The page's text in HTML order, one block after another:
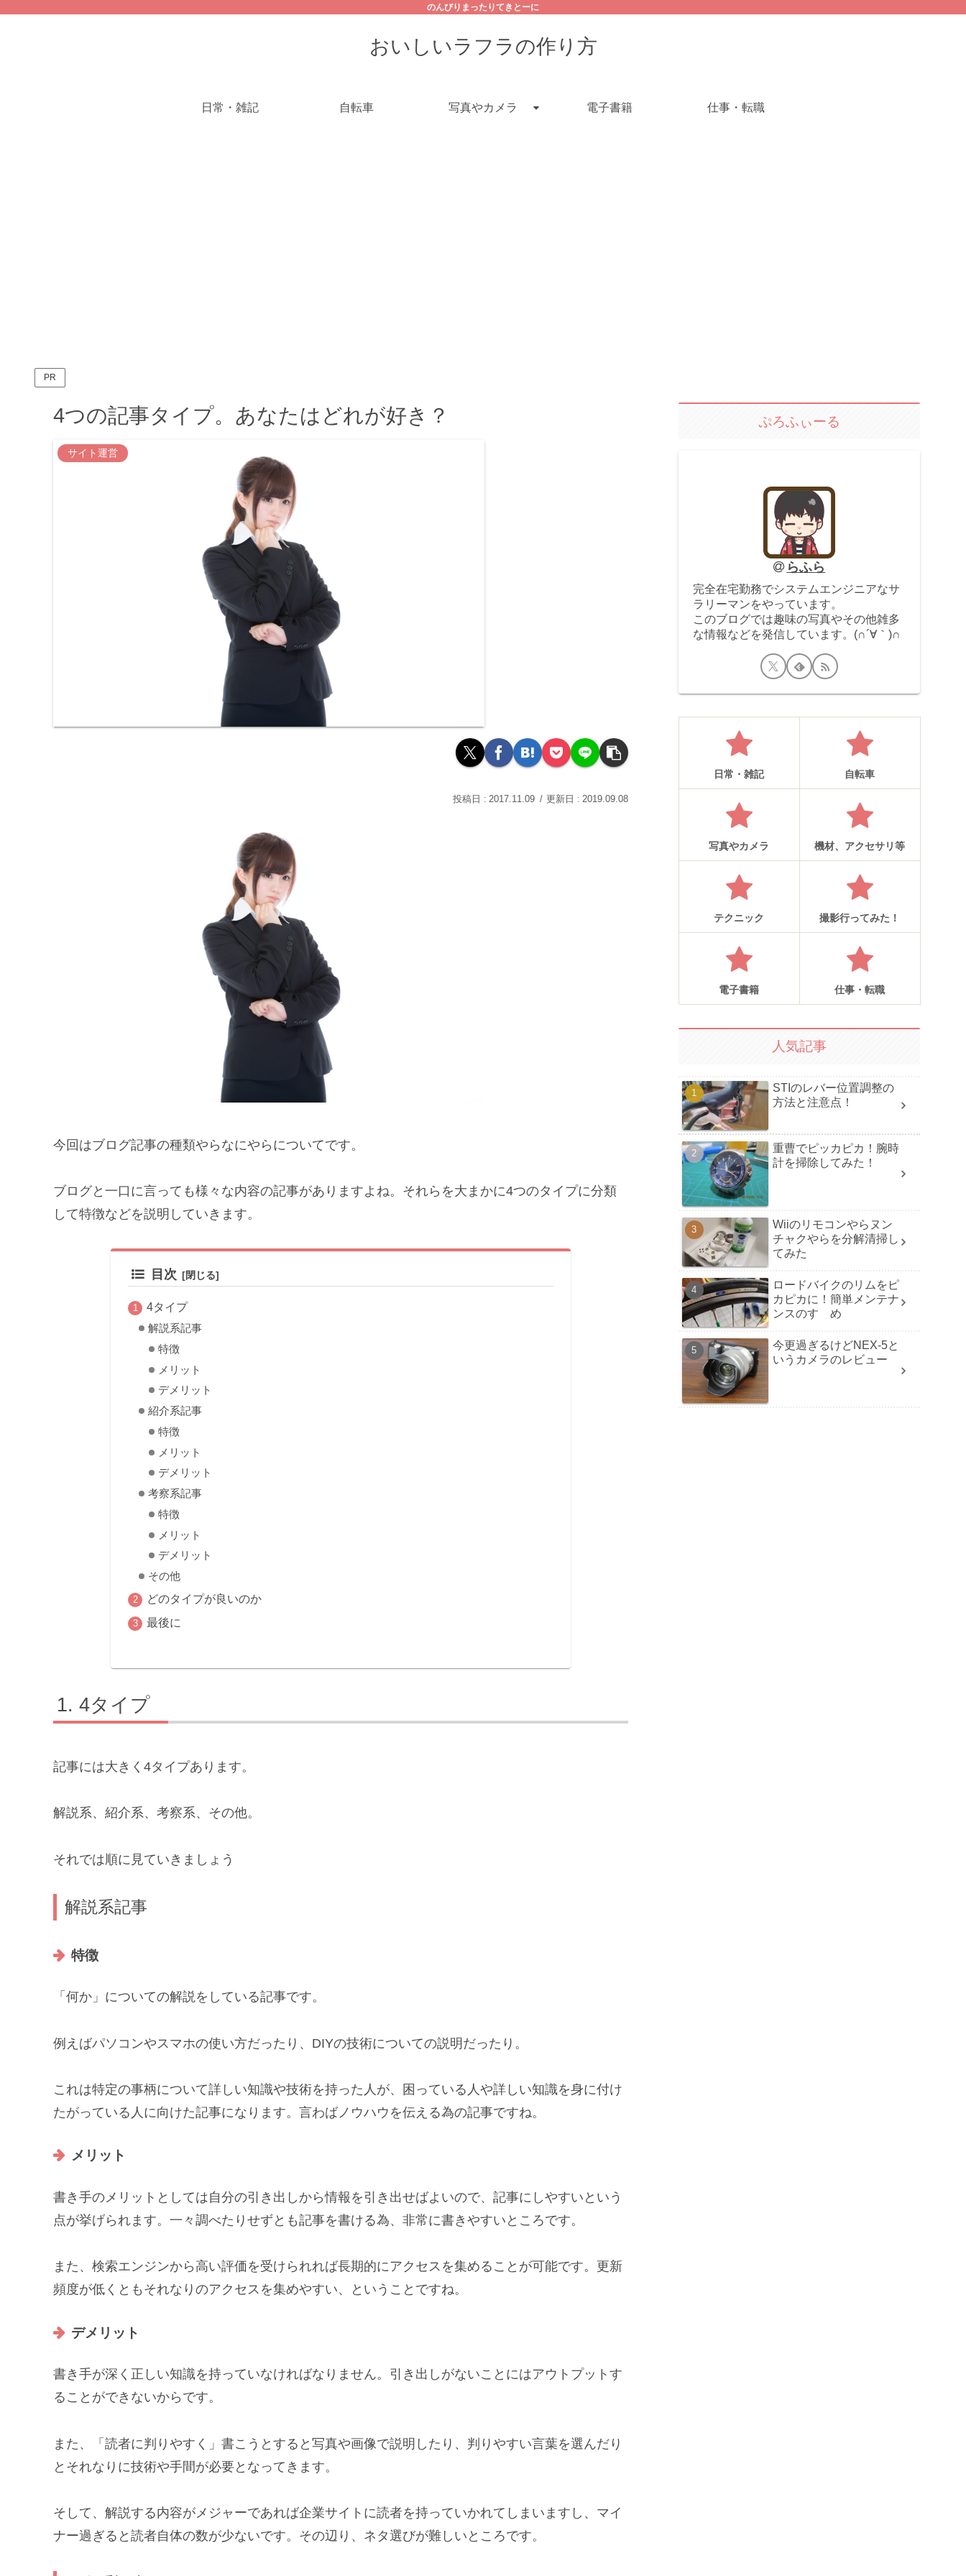
のんびりまったりてきとーに
おいしいラフラの作り方
日常・雑記 自転車 写真やカメラ 電子書籍 仕事・転職
PR
4つの記事タイプ。あなたはどれが好き？
サイト運営
2017.11.09 2019.09.08
今回はブログ記事の種類やらなにやらについてです。
ブログと一口に言っても様々な内容の記事がありますよね。それらを大まかに4つのタイプに分類
して特徴などを説明していきます。
目次
4タイプ
解説系記事
特徴
メリット
デメリット
紹介系記事
特徴
メリット
デメリット
考察系記事
特徴
メリット
デメリット
その他
どのタイプが良いのか
最後に
4タイプ
記事には大きく4タイプあります。
解説系、紹介系、考察系、その他。
それでは順に見ていきましょう
解説系記事
特徴
「何か」についての解説をしている記事です。
例えばパソコンやスマホの使い方だったり、DIYの技術についての説明だったり。
これは特定の事柄について詳しい知識や技術を持った人が、困っている人や詳しい知識を身に付け
たがっている人に向けた記事になります。言わばノウハウを伝える為の記事ですね。
メリット
書き手のメリットとしては自分の引き出しから情報を引き出せばよいので、記事にしやすいという
点が挙げられます。一々調べたりせずとも記事を書ける為、非常に書きやすいところです。
また、検索エンジンから高い評価を受けられれば長期的にアクセスを集めることが可能です。更新
頻度が低くともそれなりのアクセスを集めやすい、ということですね。
デメリット
書き手が深く正しい知識を持っていなければなりません。引き出しがないことにはアウトプットす
ることができないからです。
また、「読者に判りやすく」書こうとすると写真や画像で説明したり、判りやすい言葉を選んだり
とそれなりに技術や手間が必要となってきます。
そして、解説する内容がメジャーであれば企業サイトに読者を持っていかれてしまいますし、マイ
ナー過ぎると読者自体の数が少ないです。その辺り、ネタ選びが難しいところです。
ぷろふぃーる
らふら
完全在宅勤務でシステムエンジニアなサ
ラリーマンをやっています。
このブログでは趣味の写真やその他雑多
な情報などを発信しています。(∩´∀｀)∩
日常・雑記 自転車
写真やカメラ 機材、アクセサリ等
テクニック 撮影行ってみた！
電子書籍 仕事・転職
人気記事
STIのレバー位置調整の
方法と注意点！
重曹でピッカピカ！腕時
計を掃除してみた！
Wiiのリモコンやらヌン
チャクやらを分解清掃し
てみた
ロードバイクのリムをピ
カピカに！簡単メンテナ
ンスのすゝめ
今更過ぎるけどNEX-5と
いうカメラのレビュー